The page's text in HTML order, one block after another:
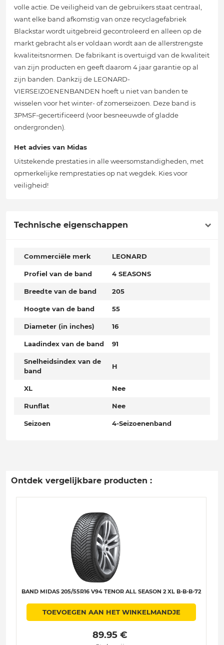
volle actie. De veiligheid van de gebruikers staat centraal,
want elke band afkomstig van onze recyclagefabriek
Blackstar wordt uitgebreid gecontroleerd en alleen op de
markt gebracht als er voldaan wordt aan de allerstrengste
kwaliteitsnormen. De fabrikant is overtuigd van de kwaliteit
van zijn producten en geeft daarom 4 jaar garantie op al
zijn banden. Dankzij de LEONARD-
VIERSEIZOENENBANDEN hoeft u niet van banden te
wisselen voor het winter- of zomerseizoen. Deze band is
3PMSF-gecertificeerd (voor besneeuwde of gladde
ondergronden).
Het advies van Midas
Uitstekende prestaties in alle weersomstandigheden, met
opmerkelijke remprestaties op nat wegdek. Kies voor
veiligheid!
Technische eigenschappen
Commerciële merk LEONARD
Profiel van de band 4 SEASONS
Breedte van de band 205
Hoogte van de band 55
Diameter (in inches) 16
Laadindex van de band 91
Snelheidsindex van de
band
H
XL Nee
Runflat Nee
Seizoen 4-Seizoenenband
Ontdek vergelijkbare producten :
BAND MIDAS 205/55R16 V94 TENOR ALL SEASON 2 XL B-B-B-72
TOEVOEGEN AAN HET WINKELMANDJE
89.95 €